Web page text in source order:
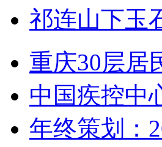
祁连山下玉
重庆30层
中国疾控中
年终策划：